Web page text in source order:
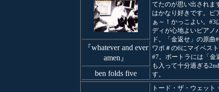
てたのが思い出されま
はかなり好きです。ピ
ぁ～！かっこよい。#3
ディが心地よいピアノ
ド。「金返せ」の原曲
ワポ＃の6にマイベス
#7。ボートラには「金
も入って十分過ぎる
す。
『whatever and ever
amen』
ben folds five
トード・ザ・ウェット